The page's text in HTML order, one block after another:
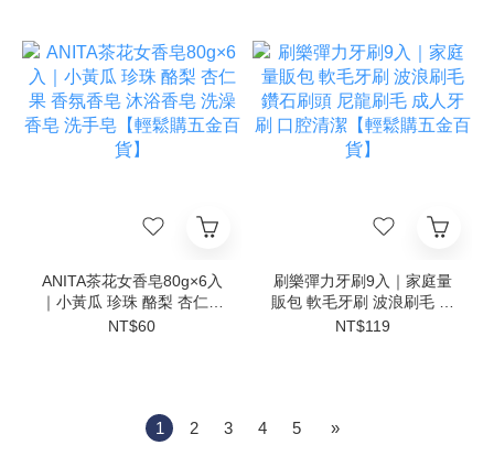
ANITA茶花女香皂80g×6入
｜小黃瓜 珍珠 酪梨 杏仁果
香氛香皂 沐浴香皂 洗澡香
NT$60
刷樂彈力牙刷9入｜家庭量
販包 軟毛牙刷 波浪刷毛 鑽
石刷頭 尼龍刷毛 成人牙刷
NT$119
1 2 3 4 5 »